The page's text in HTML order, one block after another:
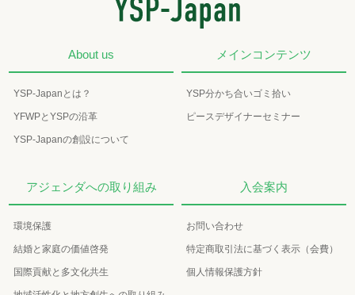
About us
YSP-Japanとは？
YFWPとYSPの沿革
YSP-Japanの創設について
メインコンテンツ
YSP分かち合いゴミ拾い
ピースデザイナーセミナー
アジェンダへの取り組み
環境保護
結婚と家庭の価値啓発
国際貢献と多文化共生
入会案内
お問い合わせ
特定商取引法に基づく表示（会費）
個人情報保護方針